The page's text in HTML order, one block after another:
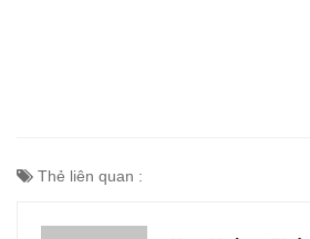
Thẻ liên quan :